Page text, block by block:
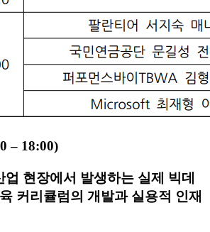
– 18:00)
현장에서 발생하는 실제 빅데
커리큘럼의 개발과 실용적 인재